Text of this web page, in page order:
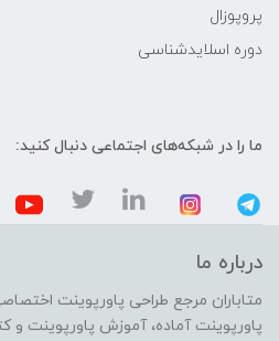
پروپوزال
دوره اسلایدشناسی
ما را در شبکه‌های اجتماعی دنبال کنید:
درباره ما
متاباران مرجع طراحی پاورپوینت